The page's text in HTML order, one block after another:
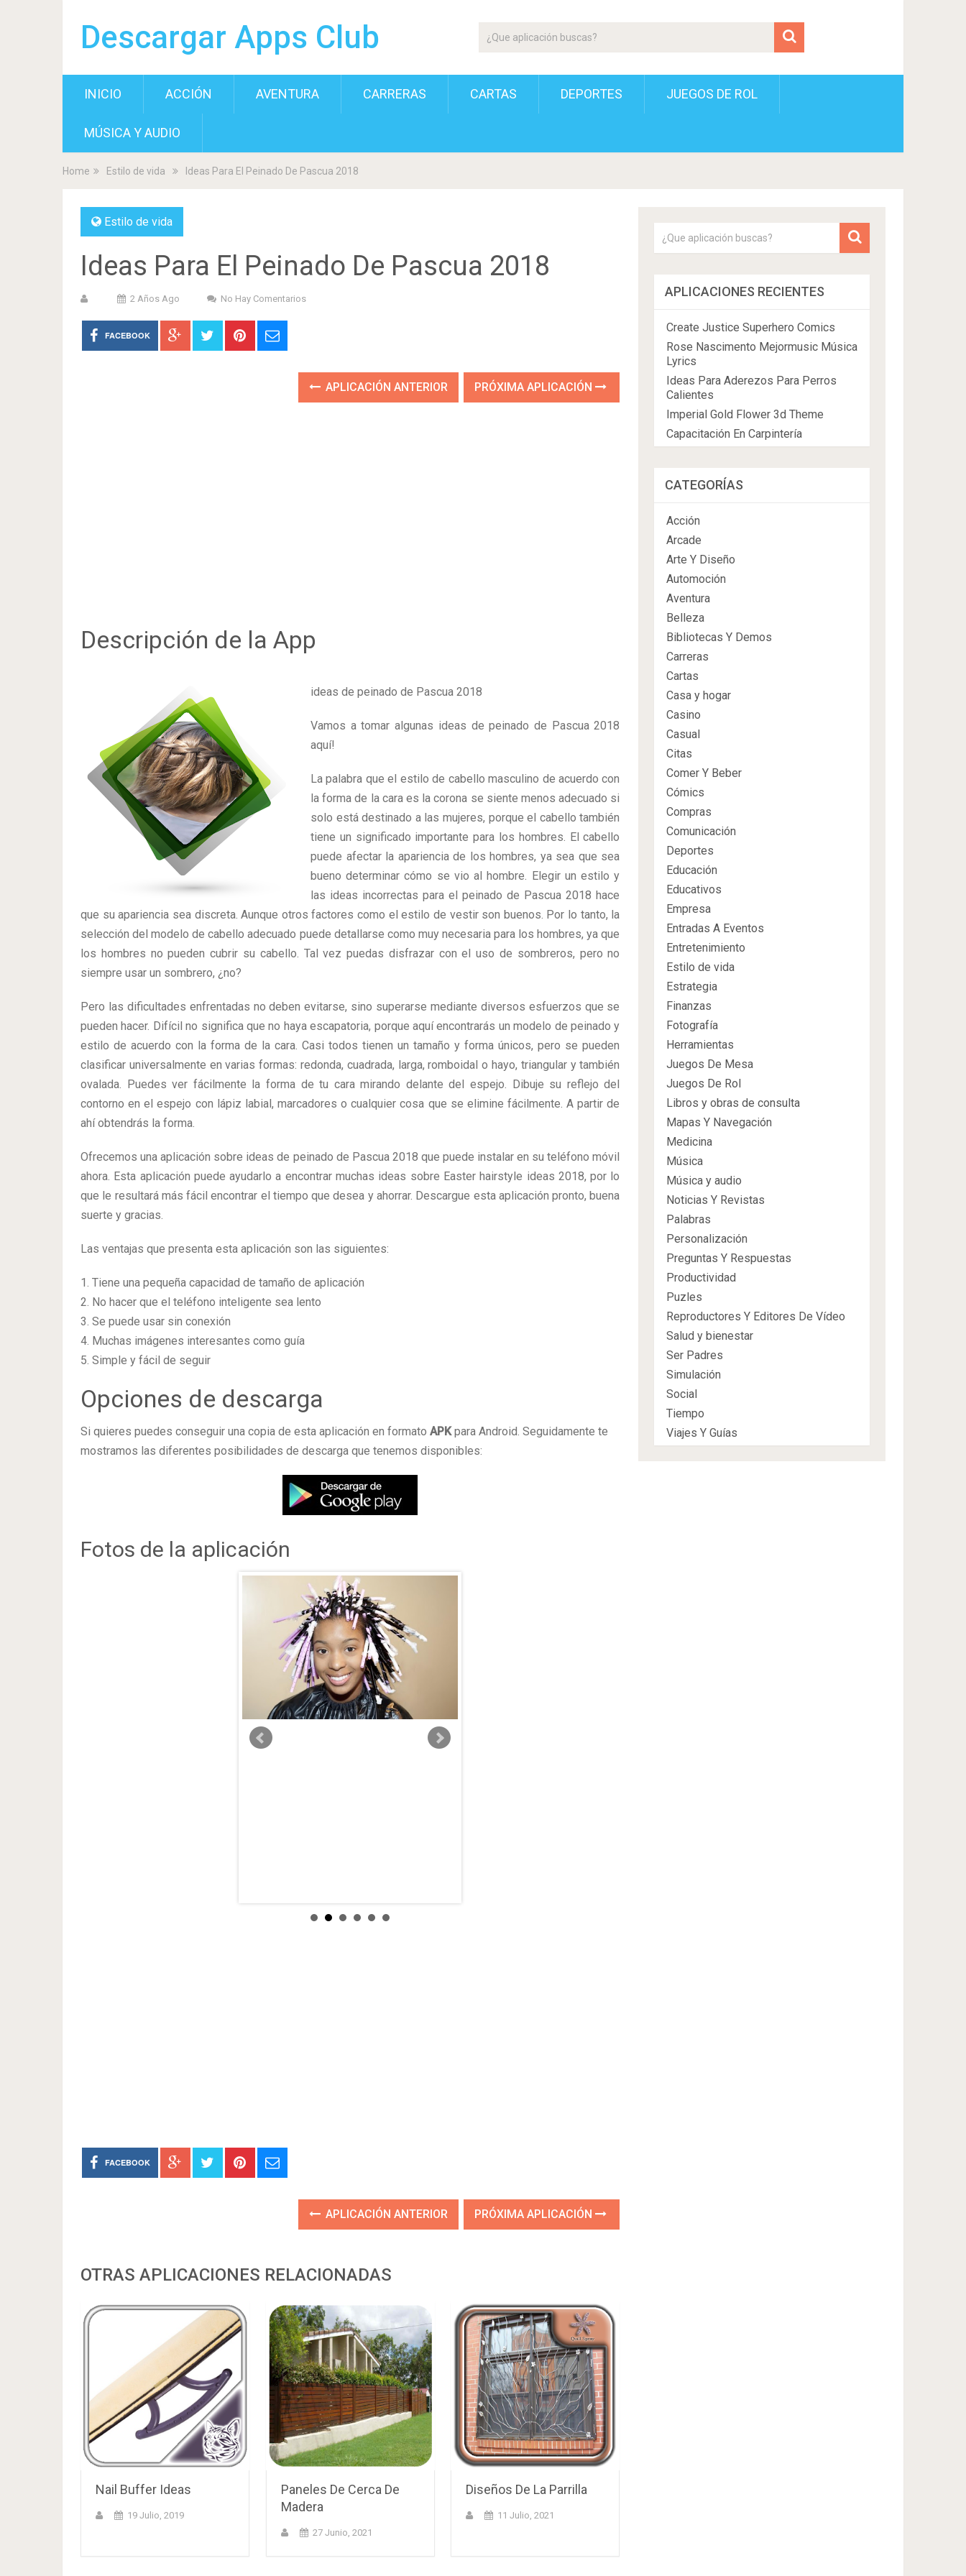
Descargar Apps Club
INICIO ACCIÓN AVENTURA CARRERAS CARTAS DEPORTES JUEGOS DE ROL
MÚSICA Y AUDIO
Home Estilo de vida Ideas Para El Peinado De Pascua 2018
Estilo de vida
Ideas Para El Peinado De Pascua 2018
2 Años Ago No Hay Comentarios
FACEBOOK
APLICACIÓN ANTERIOR PRÓXIMA APLICACIÓN
Descripción de la App
ideas de peinado de Pascua 2018
Vamos a tomar algunas ideas de peinado de Pascua 2018
aquí!
La palabra que el estilo de cabello masculino de acuerdo con
la forma de la cara es la corona se siente menos adecuado si
solo está destinado a las mujeres, porque el cabello también
tiene un significado importante para los hombres. El cabello
puede afectar la apariencia de los hombres, ya sea que sea
bueno determinar cómo se vio al hombre. Elegir un estilo y
las ideas incorrectas para el peinado de Pascua 2018 hace
que su apariencia sea discreta. Aunque otros factores como el estilo de vestir son buenos. Por lo tanto, la
selección del modelo de cabello adecuado puede detallarse como muy necesaria para los hombres, ya que
los hombres no pueden cubrir su cabello. Tal vez puedas disfrazar con el uso de sombreros, pero no
siempre usar un sombrero, ¿no?
Pero las dificultades enfrentadas no deben evitarse, sino superarse mediante diversos esfuerzos que se
pueden hacer. Difícil no significa que no haya escapatoria, porque aquí encontrarás un modelo de peinado y
estilo de acuerdo con la forma de la cara. Casi todos tienen un tamaño y forma únicos, pero se pueden
clasificar universalmente en varias formas: redonda, cuadrada, larga, romboidal o hayo, triangular y también
ovalada. Puedes ver fácilmente la forma de tu cara mirando delante del espejo. Dibuje su reflejo del
contorno en el espejo con lápiz labial, marcadores o cualquier cosa que se elimine fácilmente. A partir de
ahí obtendrás la forma.
Ofrecemos una aplicación sobre ideas de peinado de Pascua 2018 que puede instalar en su teléfono móvil
ahora. Esta aplicación puede ayudarlo a encontrar muchas ideas sobre Easter hairstyle ideas 2018, por lo
que le resultará más fácil encontrar el tiempo que desea y ahorrar. Descargue esta aplicación pronto, buena
suerte y gracias.
Las ventajas que presenta esta aplicación son las siguientes:
1. Tiene una pequeña capacidad de tamaño de aplicación
2. No hacer que el teléfono inteligente sea lento
3. Se puede usar sin conexión
4. Muchas imágenes interesantes como guía
5. Simple y fácil de seguir
Opciones de descarga
Si quieres puedes conseguir una copia de esta aplicación en formato APKpara Android. Seguidamente te
mostramos las diferentes posibilidades de descarga que tenemos disponibles:
Fotos de la aplicación
FACEBOOK
APLICACIÓN ANTERIOR PRÓXIMA APLICACIÓN
OTRAS APLICACIONES RELACIONADAS
Nail Buffer Ideas
19 Julio, 2019
Paneles De Cerca De
Madera
27 Junio, 2021
Diseños De La Parrilla
11 Julio, 2021
APLICACIONES RECIENTES
Create Justice Superhero Comics
Rose Nascimento Mejormusic Música
Lyrics
Ideas Para Aderezos Para Perros
Calientes
Imperial Gold Flower 3d Theme
Capacitación En Carpintería
CATEGORÍAS
Acción
Arcade
Arte Y Diseño
Automoción
Aventura
Belleza
Bibliotecas Y Demos
Carreras
Cartas
Casa y hogar
Casino
Casual
Citas
Comer Y Beber
Cómics
Compras
Comunicación
Deportes
Educación
Educativos
Empresa
Entradas A Eventos
Entretenimiento
Estilo de vida
Estrategia
Finanzas
Fotografía
Herramientas
Juegos De Mesa
Juegos De Rol
Libros y obras de consulta
Mapas Y Navegación
Medicina
Música
Música y audio
Noticias Y Revistas
Palabras
Personalización
Preguntas Y Respuestas
Productividad
Puzles
Reproductores Y Editores De Vídeo
Salud y bienestar
Ser Padres
Simulación
Social
Tiempo
Viajes Y Guías